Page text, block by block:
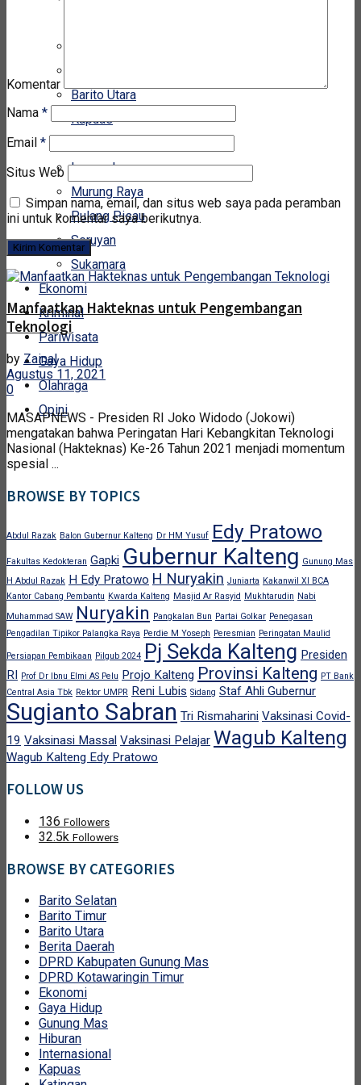
Barito Utara
Kapuas
Lamandau
Murung Raya
Pulang Pisau
Seruyan
Sukamara
Ekonomi
Kriminal
Pariwisata
Gaya Hidup
Olahraga
Opini
Komentar
Nama *
Email *
Situs Web
Simpan nama, email, dan situs web saya pada peramban
ini untuk komentar saya berikutnya.
Manfaatkan Hakteknas untuk Pengembangan
Teknologi
by Zainal
Agustus 11, 2021
0
MASAPNEWS - Presiden RI Joko Widodo (Jokowi)
mengatakan bahwa Peringatan Hari Kebangkitan Teknologi
Nasional (Hakteknas) Ke-26 Tahun 2021 menjadi momentum
spesial ...
BROWSE BY TOPICS
Abdul Razak Balon Gubernur Kalteng Dr HM Yusuf Edy Pratowo
Fakultas Kedokteran Gapki Gubernur Kalteng Gunung Mas
H Abdul Razak H Edy Pratowo H Nuryakin Juniarta Kakanwil XI BCA
Kantor Cabang Pembantu Kwarda Kalteng Masjid Ar Rasyid Mukhtarudin Nabi
Muhammad SAW Nuryakin Pangkalan Bun Partai Golkar Penegasan
Pengadilan Tipikor Palangka Raya Perdie M Yoseph Peresmian Peringatan Maulid
Persiapan Pembikaan Pilgub 2024 Pj Sekda Kalteng Presiden
RI
Prof Dr Ibnu Elmi AS Pelu Projo Kalteng Provinsi Kalteng PT Bank
Central Asia Tbk Rektor UMPR Reni Lubis Sidang Staf Ahli Gubernur
Sugianto Sabran Tri Rismaharini Vaksinasi Covid-
19 Vaksinasi Massal Vaksinasi Pelajar Wagub Kalteng
Wagub Kalteng Edy Pratowo
FOLLOW US
136 Followers
32.5k Followers
BROWSE BY CATEGORIES
Barito Selatan
Barito Timur
Barito Utara
Berita Daerah
DPRD Kabupaten Gunung Mas
DPRD Kotawaringin Timur
Ekonomi
Gaya Hidup
Gunung Mas
Hiburan
Internasional
Kapuas